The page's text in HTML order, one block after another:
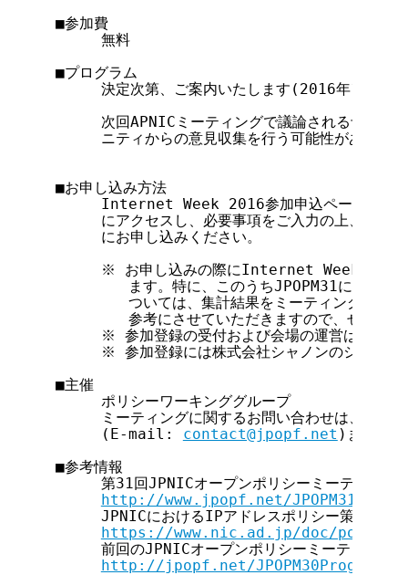
■参加費
     無料
■プログラム
決定次第、ご案内いたします(2016年11月上
次回APNICミーティングで議論される予定が
ニティからの意見収集を行う可能性がありま
■お申し込み方法
     Internet Week 2016参加申込ページ(
にアクセスし、必要事項をご入力の上、
     にお申し込みください。
※ お申し込みの際にInternet Week 2016
ます。特に、このうちJPOPM31に関する
ついては、集計結果をミーティング当日に
参考にさせていただきますので、ぜひご協
※ 参加登録の受付および会場の運営は、
※ 参加登録には株式会社シャノンのシステム
■主催
     ポリシーワーキンググループ
ミーティングに関するお問い合わせは、ポリ
     (E-mail:
contact@jpopf.net )までお
■参考情報
第31回JPNICオープンポリシーミーティング
http://www.jpopf.net/
JPNICにおけるIPアドレスポリシー策定プロ
https://www.nic.ad.jp/doc/policy-
     前回のJPNICオープンポリシーミーティング
http://jpopf.net/JPOPM30Program